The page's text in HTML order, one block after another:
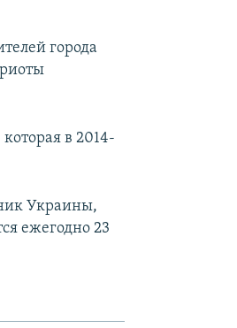
города
в 2014-
Украины,
ежегодно 23